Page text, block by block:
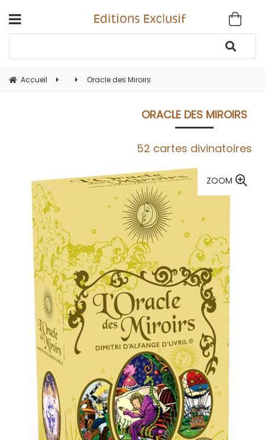
Accueil Oracle des Miroirs
ORACLE DES MIROIRS
52 cartes divinatoires
ZOOM